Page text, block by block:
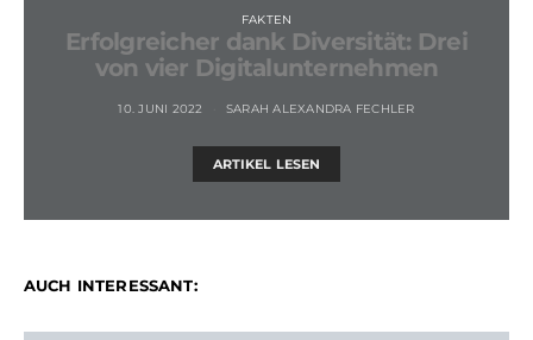
FAKTEN
Erfolgreicher dank Diversität: Drei
von vier Digitalunternehmen
10. JUNI 2022 SARAH ALEXANDRA FECHLER
ARTIKEL LESEN
AUCH INTERESSANT: